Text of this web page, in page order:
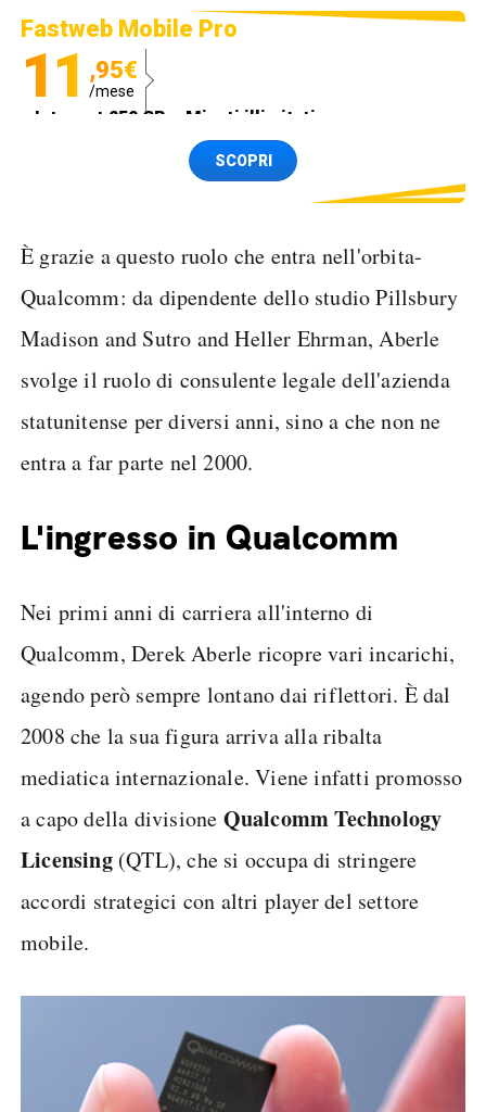
Fastweb Mobile Pro
11 ,95€
/mese
Internet 250 GB e Minuti illimitati
Spedizione SIM GRATISSCOPRI
È grazie a questo ruolo che entra nell'orbita-
Qualcomm: da dipendente dello studio Pillsbury
Madison and Sutro and Heller Ehrman, Aberle
svolge il ruolo di consulente legale dell'azienda
statunitense per diversi anni, sino a che non ne
entra a far parte nel 2000.
L'ingresso in Qualcomm
Nei primi anni di carriera all'interno di
Qualcomm, Derek Aberle ricopre vari incarichi,
agendo però sempre lontano dai riflettori. È dal
2008 che la sua figura arriva alla ribalta
mediatica internazionale. Viene infatti promosso
a capo della divisione Qualcomm Technology
Licensing(QTL), che si occupa di stringere
accordi strategici con altri player del settore
mobile.